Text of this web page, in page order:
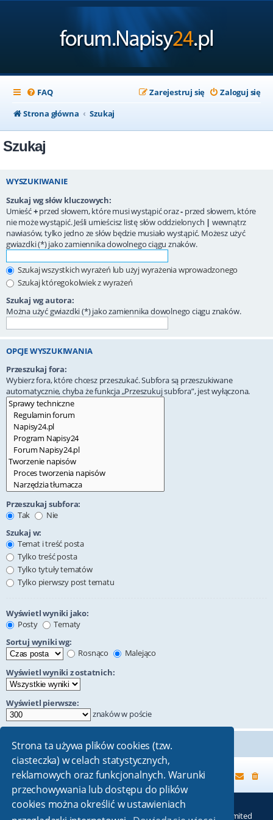
Strona ta używa plików cookies (tzw.
ciasteczka) w celach statystycznych,
reklamowych oraz funkcjonalnych. Warunki
przechowywania lub dostępu do plików
cookies można określić w ustawieniach
FAQ Zaloguj się
Zarejestruj się
Strona główna
Szukaj
Szukaj
WYSZUKIWANIE
Szukaj wg słów kluczowych:
Umieść+przed słowem, które musi wystąpić oraz- przed słowem, które
nie może wystąpić. Jeśli umieścisz listę słów oddzielonych | wewnątrz
nawiasów, tylko jedno ze słów będzie musiało wystąpić. Możesz użyć
gwiazdki (*) jako zamiennika dowolnego ciągu znaków.
Szukaj wszystkich wyrażeń lub użyj wyrażenia wprowadzonego
Szukaj któregokolwiek z wyrażeń
Szukaj wg autora:
Można użyć gwiazdki (*) jako zamiennika dowolnego ciągu znaków.
OPCJE WYSZUKIWANIA
Przeszukaj fora:
Wybierz fora, które chcesz przeszukać. Subfora są przeszukiwane
automatycznie, chyba że funkcja „Przeszukuj subfora”, jest wyłączona.
Przeszukaj subfora:
Tak
Nie
Szukaj w:
Temat i treść posta
Tylko treść posta
Tylko tytuły tematów
Tylko pierwszy post tematu
Wyświetl wyniki jako:
Posty
Tematy
Sortuj wyniki wg:
Rosnąco
Malejąco
Wyświetl wyniki z ostatnich:
Wyświetl pierwsze:
znaków w poście
Strona główna
Technologię dostarcza phpBB® Forum Software © phpBB Limited